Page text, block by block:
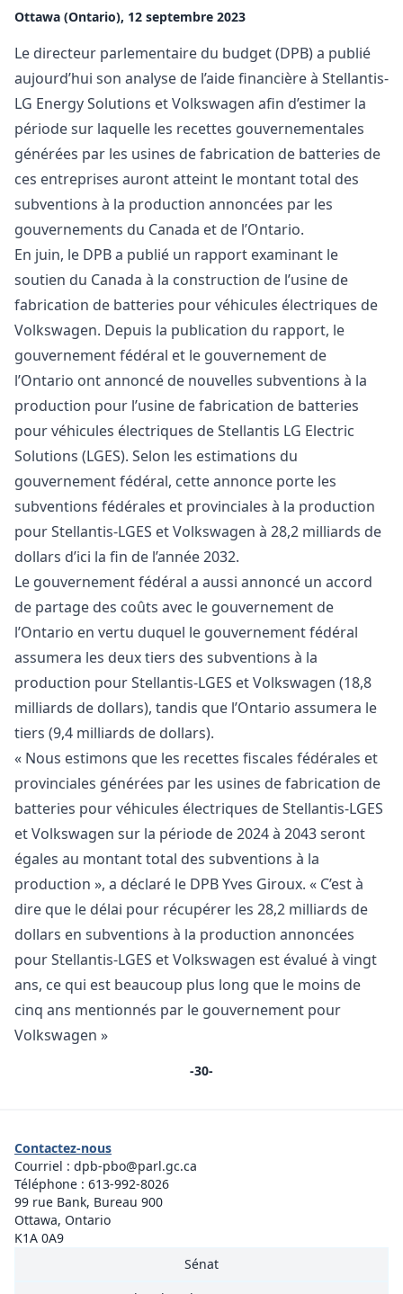
Ottawa (Ontario), 12 septembre 2023
Le directeur parlementaire du budget (DPB) a publié
aujourd’hui son analyse de l’aide financière à Stellantis-
LG Energy Solutions et Volkswagen afin d’estimer la
période sur laquelle les recettes gouvernementales
générées par les usines de fabrication de batteries de
ces entreprises auront atteint le montant total des
subventions à la production annoncées par les
gouvernements du Canada et de l’Ontario.
En juin, le DPB a publié un rapport examinant le
soutien du Canada à la construction de l’usine de
fabrication de batteries pour véhicules électriques de
Volkswagen. Depuis la publication du rapport, le
gouvernement fédéral et le gouvernement de
l’Ontario ont annoncé de nouvelles subventions à la
production pour l’usine de fabrication de batteries
pour véhicules électriques de Stellantis LG Electric
Solutions (LGES). Selon les estimations du
gouvernement fédéral, cette annonce porte les
subventions fédérales et provinciales à la production
pour Stellantis-LGES et Volkswagen à 28,2 milliards de
dollars d’ici la fin de l’année 2032.
Le gouvernement fédéral a aussi annoncé un accord
de partage des coûts avec le gouvernement de
l’Ontario en vertu duquel le gouvernement fédéral
assumera les deux tiers des subventions à la
production pour Stellantis-LGES et Volkswagen (18,8
milliards de dollars), tandis que l’Ontario assumera le
tiers (9,4 milliards de dollars).
« Nous estimons que les recettes fiscales fédérales et
provinciales générées par les usines de fabrication de
batteries pour véhicules électriques de Stellantis-LGES
et Volkswagen sur la période de 2024 à 2043 seront
égales au montant total des subventions à la
production », a déclaré le DPB Yves Giroux. « C’est à
dire que le délai pour récupérer les 28,2 milliards de
dollars en subventions à la production annoncées
pour Stellantis-LGES et Volkswagen est évalué à vingt
ans, ce qui est beaucoup plus long que le moins de
cinq ans mentionnés par le gouvernement pour
Volkswagen »
-30-
Sénat
Contactez-nous
Courriel : dpb-pbo@parl.gc.ca
Téléphone : 613-992-8026
99 rue Bank, Bureau 900
Ottawa, Ontario
K1A 0A9